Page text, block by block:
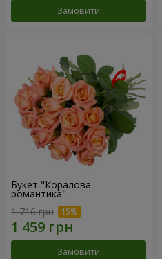
Замовити
Букет "Коралова
романтика"
1 716 грн
Замовити